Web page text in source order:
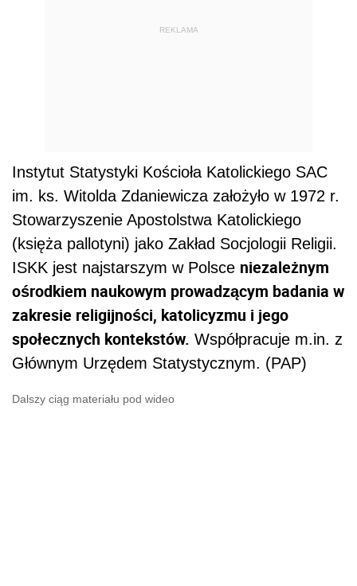
REKLAMA
Instytut Statystyki Kościoła Katolickiego SAC
im. ks. Witolda Zdaniewicza założyło w 1972 r.
Stowarzyszenie Apostolstwa Katolickiego
(księża pallotyni) jako Zakład Socjologii Religii.
ISKK jest najstarszym w Polsce niezależnym
ośrodkiem naukowym prowadzącym badania w
zakresie religijności, katolicyzmu i jego
społecznych kontekstów. Współpracuje m.in. z
Głównym Urzędem Statystycznym. (PAP)
Dalszy ciąg materiału pod wideo